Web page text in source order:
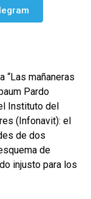
“Las mañaneras
Pardo
Instituto del
(Infonavit): el
de dos
de
injusto para los